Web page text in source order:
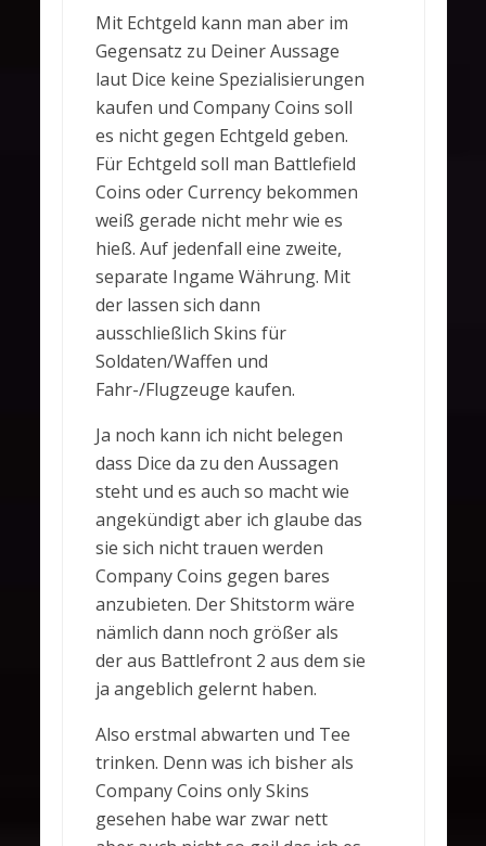
Mit Echtgeld kann man aber im
Gegensatz zu Deiner Aussage
laut Dice keine Spezialisierungen
kaufen und Company Coins soll
es nicht gegen Echtgeld geben.
Für Echtgeld soll man Battlefield
Coins oder Currency bekommen
weiß gerade nicht mehr wie es
hieß. Auf jedenfall eine zweite,
separate Ingame Währung. Mit
der lassen sich dann
ausschließlich Skins für
Soldaten/Waffen und
Fahr-/Flugzeuge kaufen.
Ja noch kann ich nicht belegen
dass Dice da zu den Aussagen
steht und es auch so macht wie
angekündigt aber ich glaube das
sie sich nicht trauen werden
Company Coins gegen bares
anzubieten. Der Shitstorm wäre
nämlich dann noch größer als
der aus Battlefront 2 aus dem sie
ja angeblich gelernt haben.
Also erstmal abwarten und Tee
trinken. Denn was ich bisher als
Company Coins only Skins
gesehen habe war zwar nett